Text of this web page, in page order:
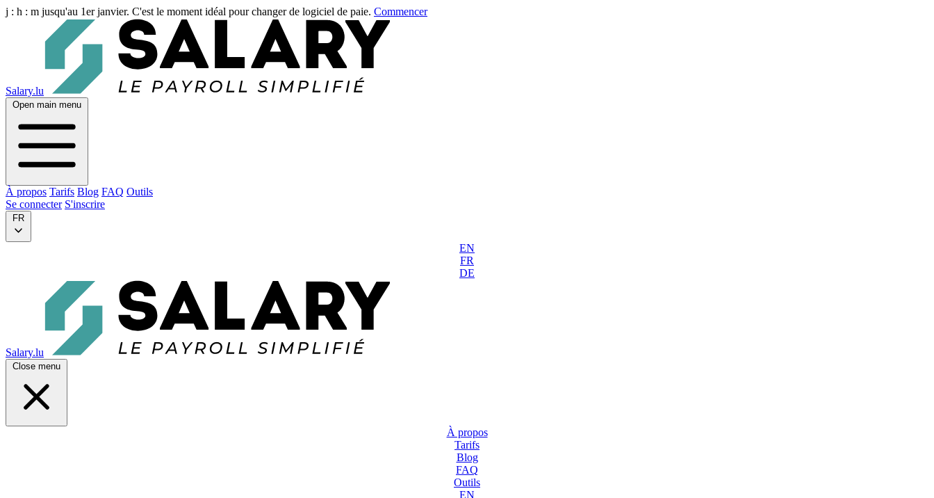
j : h : m jusqu'au 1er janvier. C'est le moment idéal pour changer de logiciel de paie. Commencer
Salary.lu
Open main menu
À propos Tarifs Blog FAQ Outils
Se connecter S'inscrire
FR
EN
FR
DE
Salary.lu
Close menu
À propos
Tarifs
Blog
FAQ
Outils
EN